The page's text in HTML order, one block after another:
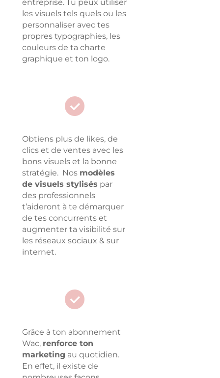
entreprise. Tu peux utiliser
les visuels tels quels ou les
personnaliser avec tes
propres typographies, les
couleurs de ta charte
graphique et ton logo.
Obtiens plus de likes, de
clics et de ventes avec les
bons visuels et la bonne
stratégie. Nos modèles
de visuels stylisés par
des professionnels
t’aideront à te démarquer
de tes concurrents et
augmenter ta visibilité sur
les réseaux sociaux & sur
internet.
Grâce à ton abonnement
Wac, renforce ton
marketing au quotidien.
En effet, il existe de